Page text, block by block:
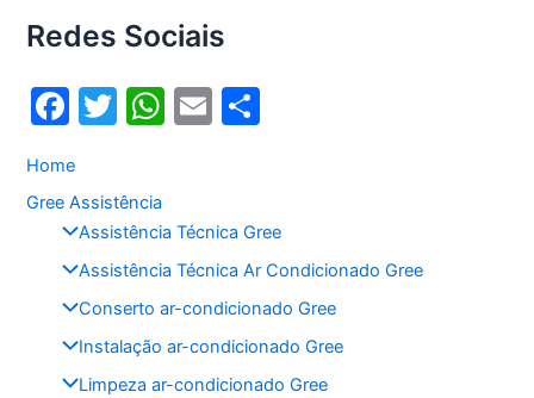
Redes Sociais
F
c
e
b
o
o
k
T
itt
er
W
s
A
p
p
E
l
e
Home
Gree Assistência
Assistência Técnica Gree
Assistência Técnica Ar Condicionado Gree
Conserto ar-condicionado Gree
Instalação ar-condicionado Gree
Limpeza ar-condicionado Gree